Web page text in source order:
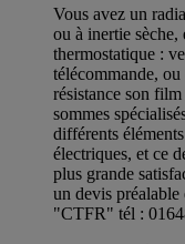
Vous avez un
ou à inertie sèche,
thermostatique :
télécommande, ou
résistance son
sommes
différents
électriques, et ce
plus grande
un devis
"CTFR" tél :